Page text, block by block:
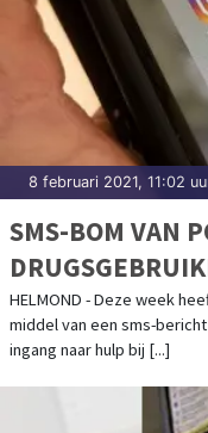
8 februari 2021, 11:02
SMS-BOM VAN
HELMOND - Deze week
middel van een sms-
ingang naar hulp bij [...]